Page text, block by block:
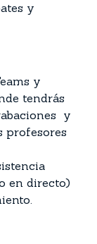
y
y
tendrás
y
profesores
en directo)